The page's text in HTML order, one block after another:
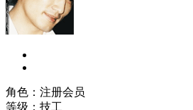
角色：注册会员
等级：技工